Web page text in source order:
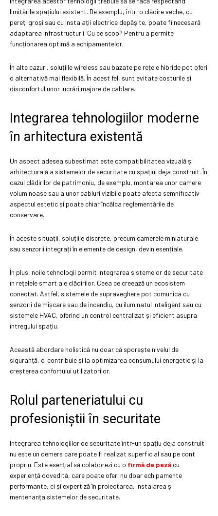
limitările spațiului existent. De exemplu, într-o clădire veche, cu
pereți groși sau cu instalații electrice depășite, poate fi necesară
adaptarea infrastructurii. Cu ce scop? Pentru a permite
funcționarea optimă a echipamentelor.
În alte cazuri, soluțiile wireless sau bazate pe rețele hibride pot oferi
o alternativă mai flexibilă. În acest fel, sunt evitate costurile și
disconfortul unor lucrări majore de cablare.
Integrarea tehnologiilor moderne
în arhitectura existentă
Un aspect adesea subestimat este compatibilitatea vizuală și
arhitecturală a sistemelor de securitate cu spațiul deja construit. În
cazul clădirilor de patrimoniu, de exemplu, montarea unor camere
voluminoase sau a unor cabluri vizibile poate afecta semnificativ
aspectul estetic și poate chiar încălca reglementările de
conservare.
În aceste situații, soluțiile discrete, precum camerele miniaturale
sau senzorii integrați în elemente de design, devin esențiale.
În plus, noile tehnologii permit integrarea sistemelor de securitate
în rețelele smart ale clădirilor. Ceea ce creează un ecosistem
conectat. Astfel, sistemele de supraveghere pot comunica cu
senzorii de mișcare sau de incendiu, cu iluminatul inteligent sau cu
sistemele HVAC, oferind un control centralizat și eficient asupra
întregului spațiu.
Această abordare holistică nu doar că sporește nivelul de
siguranță, ci contribuie și la optimizarea consumului energetic și la
creșterea confortului utilizatorilor.
Rolul parteneriatului cu
profesioniștii în securitate
Integrarea tehnologiilor de securitate într-un spațiu deja construit
nu este un demers care poate fi realizat superficial sau pe cont
propriu. Este esențial să colaborezi cu o firmă de pază cu
experiență dovedită, care poate oferi nu doar echipamente
performante, ci și expertiză în proiectarea, instalarea și
mentenanța sistemelor de securitate.